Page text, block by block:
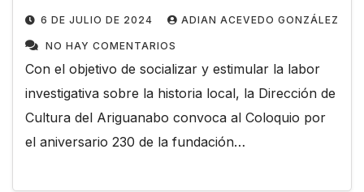
6 DE JULIO DE 2024 ADIAN ACEVEDO GONZÁLEZ
NO HAY COMENTARIOS
Con el objetivo de socializar y estimular la labor
investigativa sobre la historia local, la Dirección de
Cultura del Ariguanabo convoca al Coloquio por
el aniversario 230 de la fundación…